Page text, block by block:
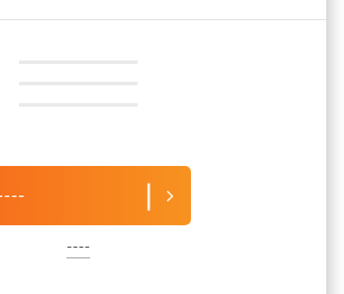
----